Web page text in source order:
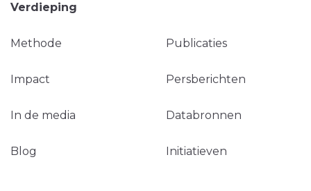
Verdieping
Methode Publicaties
Impact Persberichten
In de media Databronnen
Blog Initiatieven